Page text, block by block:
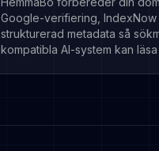
Google-verifiering, IndexNow
strukturerad metadata så
kompatibla AI-system kan läsa